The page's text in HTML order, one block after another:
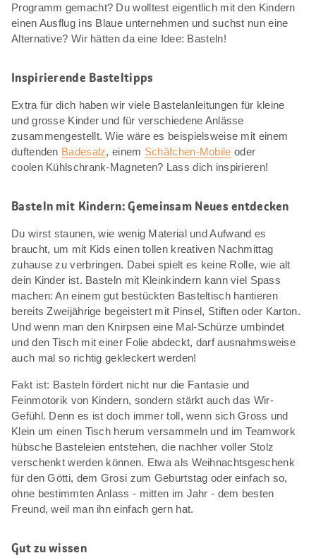
Programm gemacht? Du wolltest eigentlich mit den Kindern
einen Ausflug ins Blaue unternehmen und suchst nun eine
Alternative? Wir hätten da eine Idee: Basteln!
Inspirierende Basteltipps
Extra für dich haben wir viele Bastelanleitungen für kleine
und grosse Kinder und für verschiedene Anlässe
zusammengestellt. Wie wäre es beispielsweise mit einem
duftenden Badesalz, einem Schäfchen-Mobile oder
coolen Kühlschrank-Magneten? Lass dich inspirieren!
Basteln mit Kindern: Gemeinsam Neues entdecken
Du wirst staunen, wie wenig Material und Aufwand es
braucht, um mit Kids einen tollen kreativen Nachmittag
zuhause zu verbringen. Dabei spielt es keine Rolle, wie alt
dein Kinder ist. Basteln mit Kleinkindern kann viel Spass
machen: An einem gut bestückten Basteltisch hantieren
bereits Zweijährige begeistert mit Pinsel, Stiften oder Karton.
Und wenn man den Knirpsen eine Mal-Schürze umbindet
und den Tisch mit einer Folie abdeckt, darf ausnahmsweise
auch mal so richtig gekleckert werden!
Fakt ist: Basteln fördert nicht nur die Fantasie und
Feinmotorik von Kindern, sondern stärkt auch das Wir-
Gefühl. Denn es ist doch immer toll, wenn sich Gross und
Klein um einen Tisch herum versammeln und im Teamwork
hübsche Basteleien entstehen, die nachher voller Stolz
verschenkt werden können. Etwa als Weihnachtsgeschenk
für den Götti, dem Grosi zum Geburtstag oder einfach so,
ohne bestimmten Anlass - mitten im Jahr - dem besten
Freund, weil man ihn einfach gern hat.
Gut zu wissen